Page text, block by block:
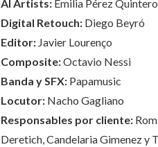
AI Artists:Emilia Pérez
Digital Retouch:Diego Beyró
Editor:Javier Lourenço
Composite:Octavio Nessi
Banda y SFX:Papamusic
Locutor:Nacho Gagliano
Responsables por cliente:
Deretich, Candelaria Gimenez y